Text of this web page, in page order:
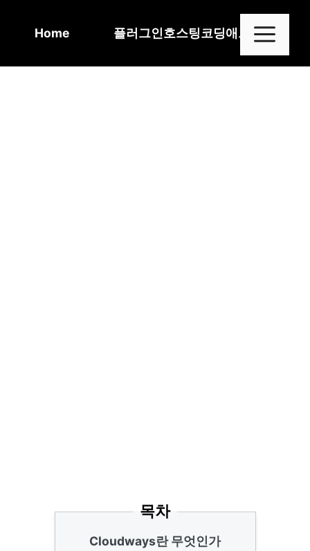
Home 플러그인호스팅코딩애드센스
목차
Cloudways란 무엇인가